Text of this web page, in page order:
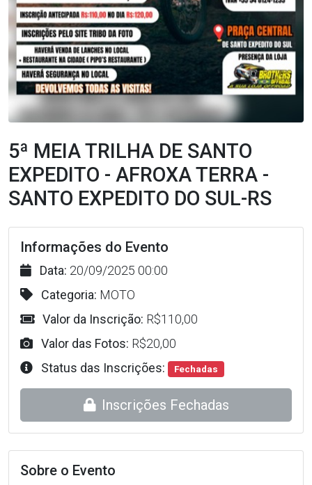
5ª MEIA TRILHA DE SANTO
EXPEDITO - AFROXA TERRA -
SANTO EXPEDITO DO SUL-RS
Informações do Evento
Data: 20/09/2025 00:00
Categoria: MOTO
Valor da Inscrição: R$110,00
Valor das Fotos: R$20,00
Status das Inscrições:
Fechadas
Inscrições Fechadas
Sobre o Evento